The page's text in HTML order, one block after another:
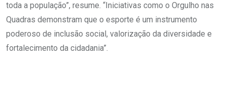
toda a população”, resume. “Iniciativas como o Orgulho nas
Quadras demonstram que o esporte é um instrumento
poderoso de inclusão social, valorização da diversidade e
fortalecimento da cidadania”.